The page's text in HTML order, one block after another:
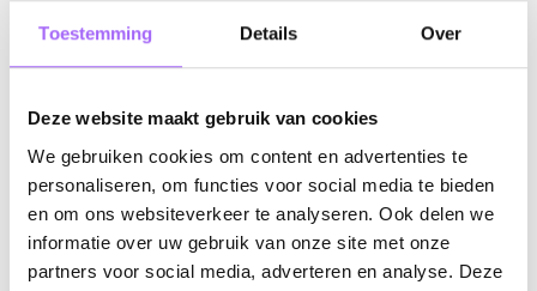
Toestemming Details Over
Deze website maakt gebruik van cookies
We gebruiken cookies om content en advertenties te
personaliseren, om functies voor social media te bieden
en om ons websiteverkeer te analyseren. Ook delen we
informatie over uw gebruik van onze site met onze
partners voor social media, adverteren en analyse. Deze
Communicatief, klantgericht en resultaatgericht
Duits
Organisatorisch sterk, teamspeler met initiatief
WAT MAG JE VERWACHTEN?
Aantrekkelijk bruto maandsalaris tot 5.500 euro per
maand (afhankelijk van jouw ervaring)